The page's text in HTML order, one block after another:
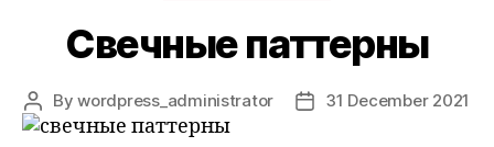
Свечные паттерны
Post
author
Bywordpress_administrator
Post31 December 2021